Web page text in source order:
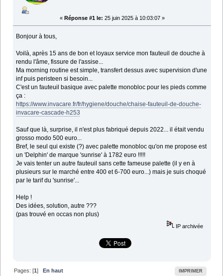
« Réponse #1 le: 25 juin 2025 à 10:03:07 »
Bonjour à tous,
Voilà, après 15 ans de bon et loyaux service mon fauteuil de douche à
rendu l'âme, fissure de l'assise...
Ma morning routine est simple, transfert dessus avec supervision d'une
inf puis peristeen si besoin...
C'est un fauteuil basique avec palette monobloc pour les pieds comme
ça :
https://www.invacare.fr/fr/hygiene/douche/chaise-fauteuil-de-douche-
invacare-cascade-h253
Sauf que là, surprise, il n'est plus fabriqué depuis 2022... il était vendu
grosso modo 500 euro...
Bref, le seul qui existe (?) avec palette monobloc qu'on me propose est
un 'Delphin' de marque 'sunrise' à 1782 euro !!!!!
Je vais tenter un autre fauteuil sans cette fameuse palette (il y en à
plusieurs sur le marché entre 400 et 6-700 euro...) mais je suis choqué
par le tarif du 'sunrise'...
Help !
Des idées, solution, autre ???
(pas trouvé en occas non plus)
IP archivée
IMPRIMER
Pages: [1]En haut